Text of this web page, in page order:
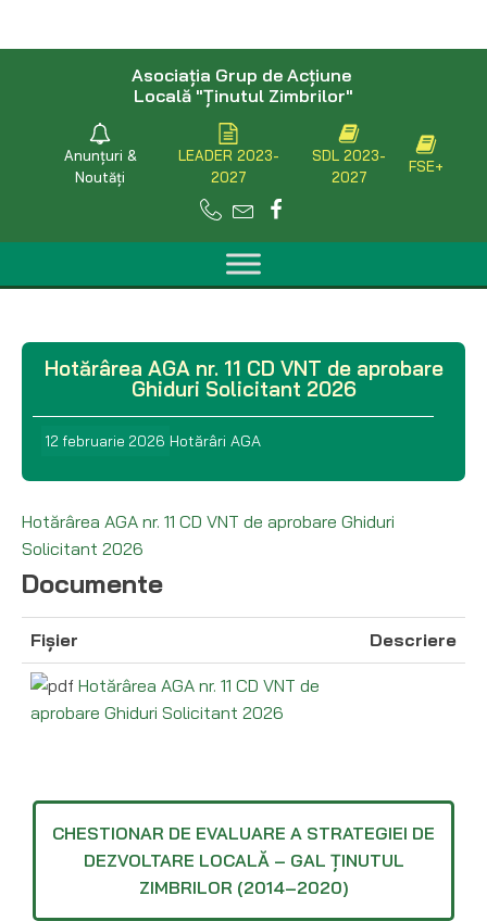
Asociaţia Grup de Acţiune
Locală "Ţinutul Zimbrilor"
Anunțuri &
Noutăți
LEADER 2023-
2027
SDL 2023-
2027
FSE+
Hotărârea AGA nr. 11 CD VNT de aprobare
Ghiduri Solicitant 2026
12 februarie 2026 Hotărâri AGA
Hotărârea AGA nr. 11 CD VNT de aprobare Ghiduri
Solicitant 2026
Documente
Fișier Descriere
Hotărârea AGA nr. 11 CD VNT de
aprobare Ghiduri Solicitant 2026
CHESTIONAR DE EVALUARE A STRATEGIEI DE
DEZVOLTARE LOCALĂ – GAL ȚINUTUL
ZIMBRILOR (2014–2020)